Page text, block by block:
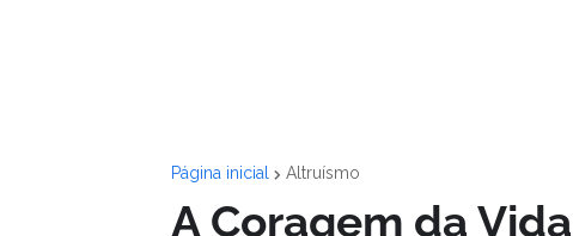
Página inicial Altruísmo
A Coragem da Vida